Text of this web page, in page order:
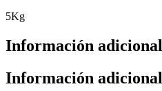
5Kg
Información adicional
Información adicional